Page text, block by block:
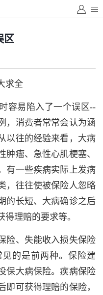
区
求全
容易陷入了一个误区--
，消费者常常会认为涵
以往的经验来看，大病
肿瘤、急性心肌梗塞、
有一些疾病实际上发病
，往往使被保险人忽略
的长短、大病确诊之后
理赔的要求等。
险、失能收入损失保险
的是前两种。保险建
保大病保险。疾病保险
即可获得理赔的保险，